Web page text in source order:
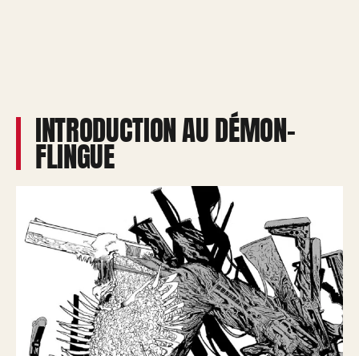
INTRODUCTION AU DÉMON-
FLINGUE